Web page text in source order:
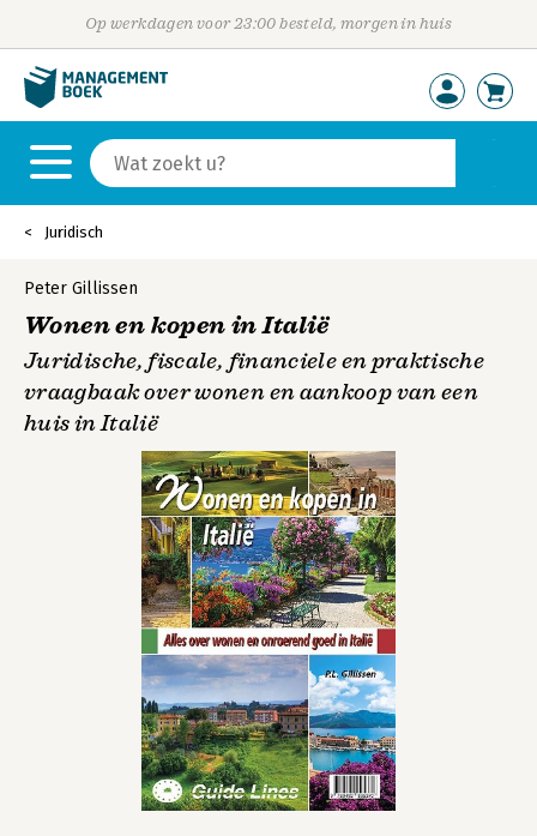
Op werkdagen voor 23:00 besteld, morgen in huis
Juridisch
Peter Gillissen
Wonen en kopen in Italië
Juridische, fiscale, financiele en praktische
vraagbaak over wonen en aankoop van een
huis in Italië